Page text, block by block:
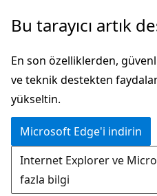
Ana
atla
Bu tarayıcı artık
En son özelliklerden,
ve teknik destekten
yükseltin.
Microsoft Edge'i indirin
Internet Explorer ve
fazla bilgi